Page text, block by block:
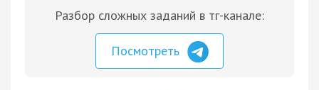
Разбор сложных заданий в тг-канале:
Посмотреть